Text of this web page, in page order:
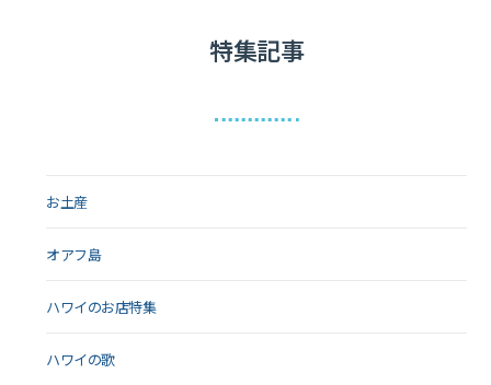
特集記事
お土産
オアフ島
ハワイのお店特集
ハワイの歌